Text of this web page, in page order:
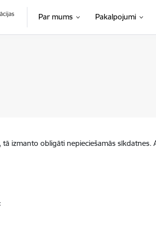
Par mums Pakalpojumi
izmanto obligāti nepieciešamās